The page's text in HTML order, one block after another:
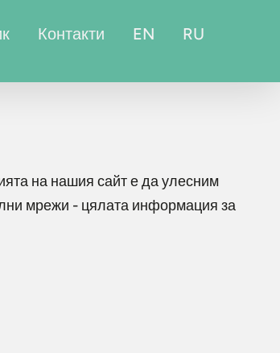
Контакти EN RU
на нашия сайт е да улесним
мрежи - цялата информация за